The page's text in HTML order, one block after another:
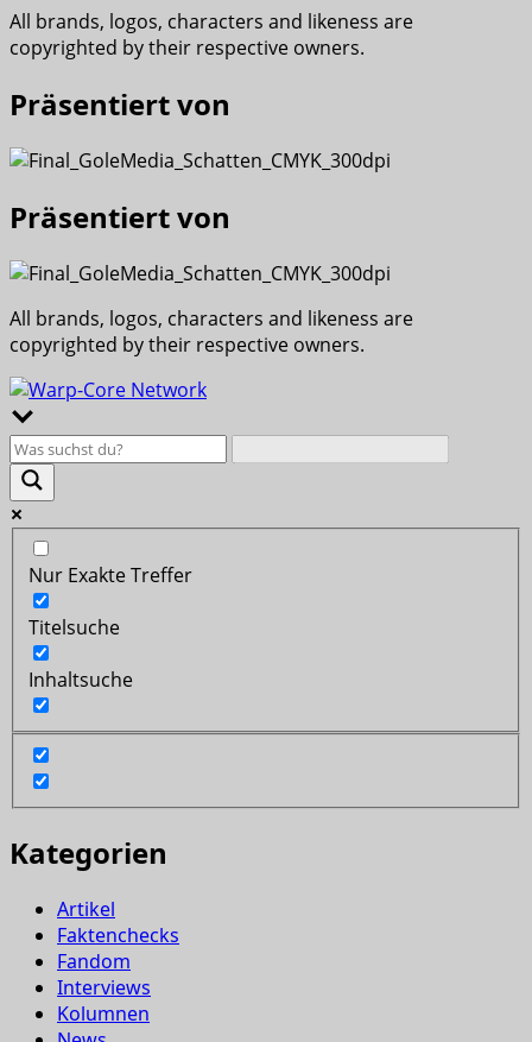
All brands, logos, characters and likeness are
copyrighted by their respective owners.
Präsentiert von
Präsentiert von
All brands, logos, characters and likeness are
copyrighted by their respective owners.
Nur Exakte Treffer
Titelsuche
Inhaltsuche
Kategorien
Artikel
Faktenchecks
Fandom
Interviews
Kolumnen